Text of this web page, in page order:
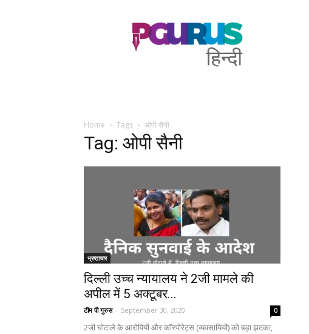
PGurus
Hindi
Home Tags ओपी सैनी
Tag: ओपी सैनी
भ्रष्टाचार
दिल्ली उच्च न्यायालय ने 2जी मामले की
अपील में 5 अक्टूबर...
टीम पी गुरुस - September 30, 2020 0
2जी घोटाले के आरोपियों और कॉरपोरेट्स (व्यवसायियों) को बड़ा झटका,